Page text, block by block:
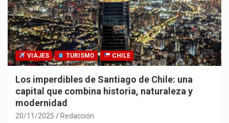
VIAJES TURISMO CHILE
Los imperdibles de Santiago de Chile: una
capital que combina historia, naturaleza y
modernidad
20/11/2025 Redacción